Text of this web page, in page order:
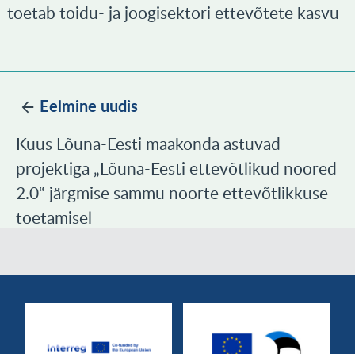
toetab toidu- ja joogisektori ettevõtete kasvu
Eelmine uudis
Kuus Lõuna-Eesti maakonda astuvad
projektiga „Lõuna-Eesti ettevõtlikud noored
2.0“ järgmise sammu noorte ettevõtlikkuse
toetamisel